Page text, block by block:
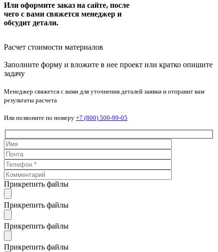
Или оформите заказ на сайте, после
чего с вами свяжется менеджер и
обсудит детали.
Расчет стоимости материалов
Заполните форму и вложите в нее проект или кратко опишите
задачу
Менеджер свяжется с вами для уточнения деталей заявки и отправит вам
результаты расчета
Или позвоните по номеру +7 (800) 500-99-05
Прикрепить файлы
Прикрепить файлы
Прикрепить файлы
Прикрепить файлы